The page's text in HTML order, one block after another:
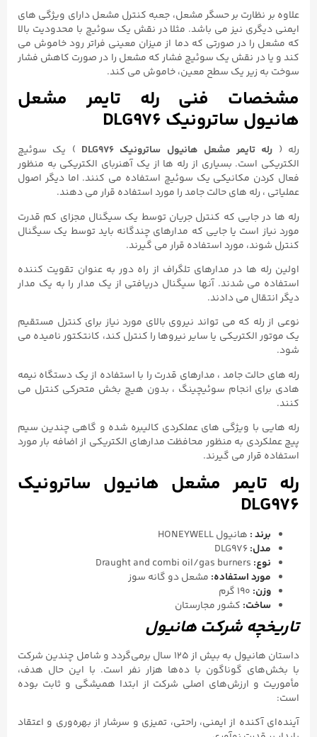
علاوه بر نظارت بر حسگر مشعل، جعبه کنترل مشعل دارای ویژگی های
ایمنی دیگری نیز می باشد. مثلا در نقش یک سوئیچ با محدودیت بالا
که مشعل را در صورتی که دما از میزان معینی فراتر رود خاموش می
کند و یا در نقش یک سوئیچ فشار که مشعل را در صورت کاهش فشار
سوخت به زیر یک سطح معین، خاموش می کند.
مشخصات فنی رله تایمر مشعل
هانیول ساترونیک DLG976
رله ( رله تایمر مشعل هانیول ساترونیک DLG976
) یک سوئیچ
الکتریکی است. بسیاری از رله ها از یک آهنربای الکتریکی به منظور
فعال کردن مکانیکی یک سوئیچ استفاده می کنند. اما دیگر اصول
عملیاتی ، رله های حالت جامد را مورد استفاده قرار می دهند.
رله ها در جایی که کنترل جریان توسط یک سیگنال مجزای کم قدرت
مورد نیاز است یا جایی که مدارهای چندگانه باید توسط یک سیگنال
کنترل شوند، مورد استفاده قرار می گیرند.
اولین رله ها در مدارهای تلگراف از راه دور به عنوان تقویت کننده
استفاده می شدند. آنها سیگنال دریافتی از یک مدار را به یک مدار
دیگر انتقال می دادند.
نوعی از رله که می تواند نیروی بالای مورد نیاز برای کنترل مستقیم
یک موتور الکتریکی یا سایر نیروها را کنترل کند، کانتکتور نامیده می
شود.
رله های حالت جامد ، مدارهای قدرت را با استفاده از یک دستگاه نیمه
هادی برای انجام سوئیچینگ ، بدون هیچ بخش متحرکی کنترل می
کنند.
رله هایی با ویژگی های عملکردی کالیبره شده و گاهی چندین سیم
پیچ عملکردی به منظور محافظت مدارهای الکتریکی از اضافه بار مورد
استفاده قرار می گیرند.
رله تایمر مشعل هانیول ساترونیک
DLG976
برند : هانیول HONEYWELL
مدل:
نوع:
مورد استفاده: مشعل دو گانه سوز
وزن:
ساخت: کشور مجارستان
تاریخچه شرکت هانیول
داستان هانیول به بیش از ۱۲۵ سال برمی‌گردد و شامل چندین شرکت
با بخش‌های گوناگون با ده‌ها هزار نفر است. با این حال هدف،
مأموریت و ارزش‌های اصلی شرکت از ابتدا همیشگی و ثابت بوده
است:
آینده‌ای آکنده از ایمنی، راحتی، تمیزی و سرشار از بهره‌وری و اعتقاد